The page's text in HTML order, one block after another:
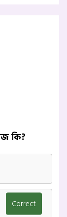
কি?
Correct